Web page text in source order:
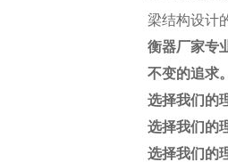
梁结构设计
衡器厂家专
不变的追求
选择我们的
选择我们的
选择我们的